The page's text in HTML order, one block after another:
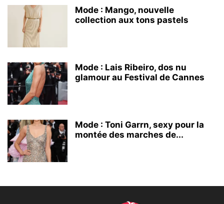
Mode : Mango, nouvelle
collection aux tons pastels
Mode : Lais Ribeiro, dos nu
glamour au Festival de Cannes
Mode : Toni Garrn, sexy pour la
montée des marches de...